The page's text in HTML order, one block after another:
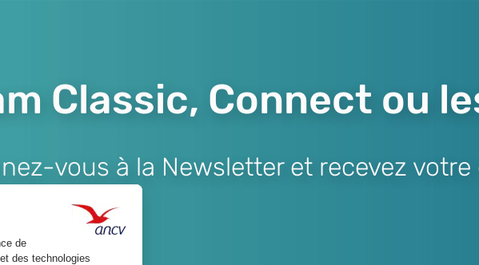
Classic, Connect ou
vous à la Newsletter et recevez votre